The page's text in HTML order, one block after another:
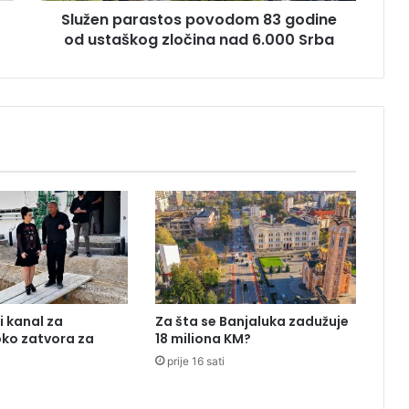
o
o
d
o
m
8
3
g
o
d
i
Služen parastos povodom 83 godine
od ustaškog zločina nad 6.000 Srba
kanal za
zatvora za
Za šta se Banjaluka zadužuje
18 miliona KM?
prije 16 sati